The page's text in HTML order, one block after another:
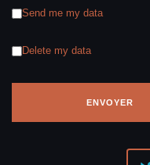
Send me my data
Delete my data